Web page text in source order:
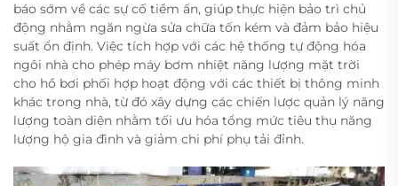
báo sớm về các sự cố tiềm ẩn, giúp thực hiện bảo trì chủ
động nhằm ngăn ngừa sửa chữa tốn kém và đảm bảo hiệu
suất ổn định. Việc tích hợp với các hệ thống tự động hóa
ngôi nhà cho phép máy bơm nhiệt năng lượng mặt trời
cho hồ bơi phối hợp hoạt động với các thiết bị thông minh
khác trong nhà, từ đó xây dựng các chiến lược quản lý năng
lượng toàn diện nhằm tối ưu hóa tổng mức tiêu thụ năng
lượng hộ gia đình và giảm chi phí phụ tải đỉnh.